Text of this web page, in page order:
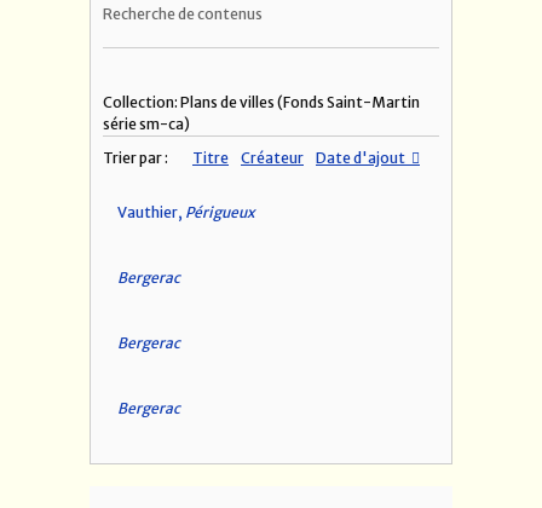
Recherche de contenus
Collection: Plans de villes (Fonds Saint-Martin
série sm-ca)
Trier par :
Titre Créateur Date d'ajout
Vauthier, Périgueux
Bergerac
Bergerac
Bergerac